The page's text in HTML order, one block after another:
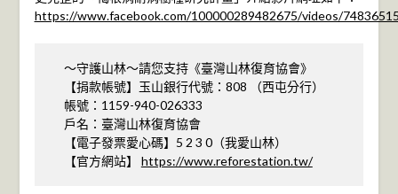
https://www.facebook.com/100000289482675/videos/
～守護山林～請您支持《臺灣山林復育協會》
【捐款帳號】玉山銀行代號：808 （西屯分行）
帳號：1159-940-026333
戶名：臺灣山林復育協會
【電子發票愛心碼】5 2 3 0（我愛山林）
【官方網站】 https://www.reforestation.tw/